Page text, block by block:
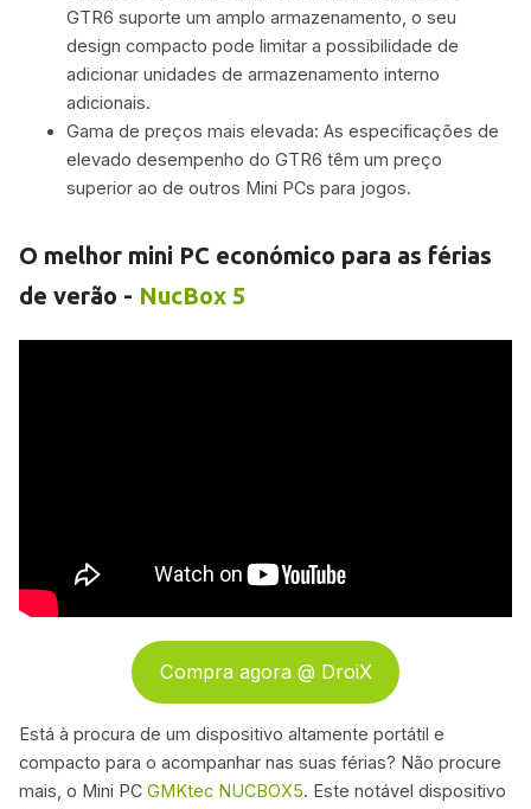
GTR6 suporte um amplo armazenamento, o seu
design compacto pode limitar a possibilidade de
adicionar unidades de armazenamento interno
adicionais.
Gama de preços mais elevada: As especificações de
elevado desempenho do GTR6 têm um preço
superior ao de outros Mini PCs para jogos.
O melhor mini PC económico para as férias
de verão - NucBox 5
Compra agora @ DroiX
Está à procura de um dispositivo altamente portátil e
compacto para o acompanhar nas suas férias? Não procure
mais, o Mini PC GMKtec NUCBOX5. Este notável dispositivo